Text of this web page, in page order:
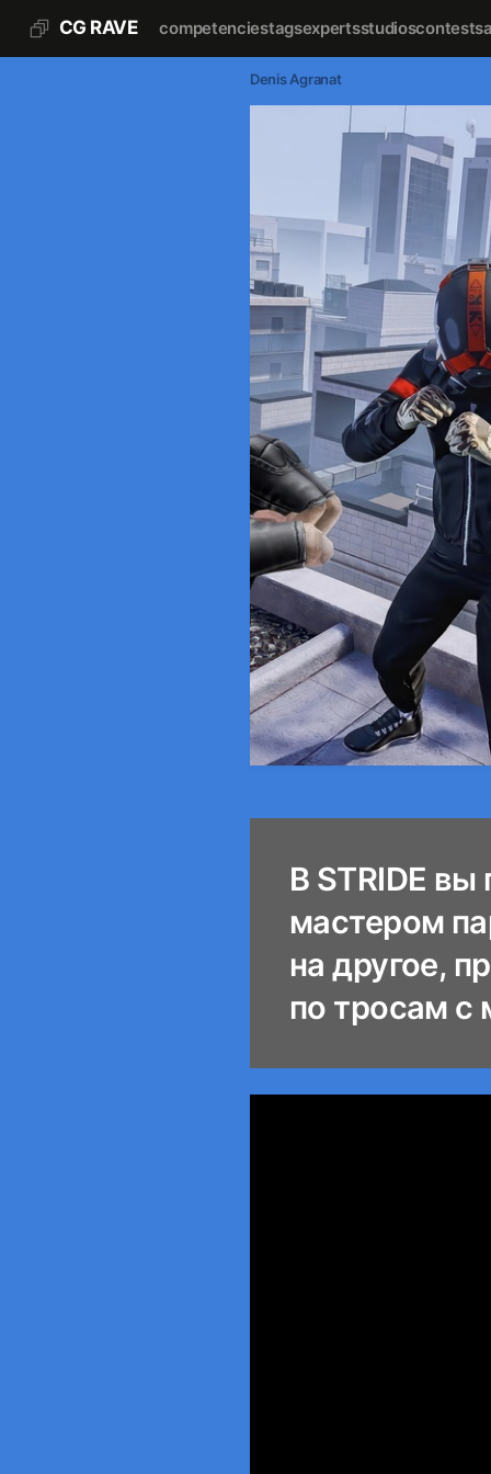
CG RAVE competenciestagsexpertsstudioscontests
Denis Agranat
В STRIDE
мастером
на другое,
по тросам с